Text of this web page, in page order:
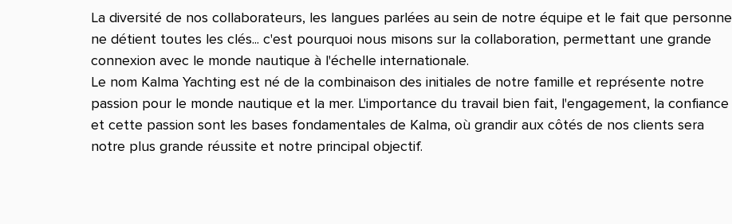
La diversité de nos collaborateurs, les langues parlées au sein de notre équipe et le fait que personne
ne détient toutes les clés... c'est pourquoi nous misons sur la collaboration, permettant une grande
connexion avec le monde nautique à l'échelle internationale.
Le nom Kalma Yachting est né de la combinaison des initiales de notre famille et représente notre
passion pour le monde nautique et la mer. L'importance du travail bien fait, l'engagement, la confiance
et cette passion sont les bases fondamentales de Kalma, où grandir aux côtés de nos clients sera
notre plus grande réussite et notre principal objectif.